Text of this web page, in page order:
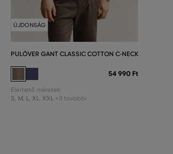
ÚJDONSÁG
PULÓVER GANT CLASSIC COTTON C-NECK
54 990 Ft
Elérhető méretek:
S, M, L, XL, XXL +3 további